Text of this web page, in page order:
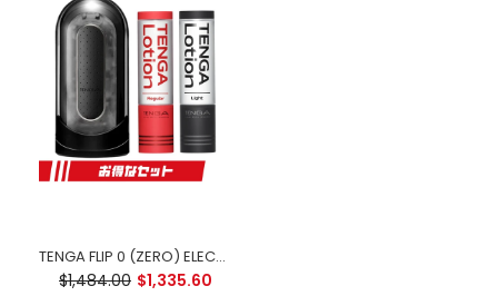
TENGA FLIP 0 (ZERO) ELECTRONIC VIBRATION BLACK 黑色電動版 優惠套裝
$1,484.00 $1,335.60